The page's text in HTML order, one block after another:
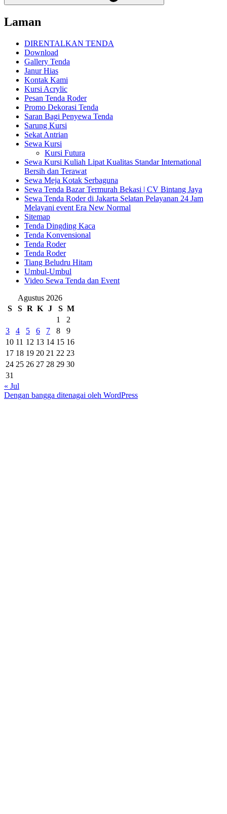
Laman
DIRENTALKAN TENDA
Download
Gallery Tenda
Janur Hias
Kontak Kami
Kursi Acrylic
Pesan Tenda Roder
Promo Dekorasi Tenda
Saran Bagi Penyewa Tenda
Sarung Kursi
Sekat Antrian
Sewa Kursi
Kursi Futura
Sewa Kursi Kuliah Lipat Kualitas Standar International
Bersih dan Terawat
Sewa Meja Kotak Serbaguna
Sewa Tenda Bazar Termurah Bekasi | CV Bintang Jaya
Sewa Tenda Roder di Jakarta Selatan Pelayanan 24 Jam
Melayani event Era New Normal
Sitemap
Tenda Dingding Kaca
Tenda Konvensional
Tenda Roder
Tenda Roder
Tiang Beludru Hitam
Umbul-Umbul
Video Sewa Tenda dan Event
Agustus 2026
S
S R K J S M
1
2
3
4 5 6 7 8
9
10 11 12 13 14 15 16
17 18 19 20 21 22 23
24 25 26 27 28 29 30
31
« Jul
Dengan bangga ditenagai oleh WordPress